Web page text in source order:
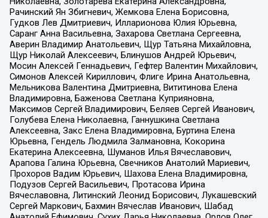
Рачинский Ян Збигневич, Жемкова Елена Борисовна,
Гудков Лев Дмитриевич, Илларионова Юлия Юрьевна,
Саранг Анна Васильевна, Захарова Светлана Сергеевна,
Аверин Владимир Анатольевич, Щур Татьяна Михайловна,
Щур Николай Алексеевич, Блинушов Андрей Юрьевич,
Мосин Алексей Геннадьевич, Гефтер Валентин Михайлович,
Симонов Алексей Кириллович, Флиге Ирина Анатольевна,
Мельникова Валентина Дмитриевна, Вититинова Елена
Владимировна, Баженова Светлана Куприяновна,
Максимов Сергей Владимирович, Беляев Сергей Иванович,
Голубева Елена Николаевна, Ганнушкина Светлана
Алексеевна, Закс Елена Владимировна, Буртина Елена
Юрьевна, Гендель Людмила Залмановна, Кокорина
Екатерина Алексеевна, Шуманов Илья Вячеславович,
Арапова Галина Юрьевна, Свечников Анатолий Мариевич,
Прохоров Вадим Юрьевич, Шахова Елена Владимировна,
Подузов Сергей Васильевич, Протасова Ирина
Вячеславовна, Литинский Леонид Борисович, Лукашевский
Сергей Маркович, Бахмин Вячеслав Иванович, Шабад